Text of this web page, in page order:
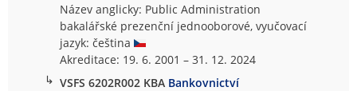
Název anglicky: Public Administration
bakalářské prezenční jednooborové, vyučovací
jazyk: čeština
Akreditace: 19. 6. 2001 – 31. 12. 2024
↳ VSFS 6202R002 KBA Bankovnictví